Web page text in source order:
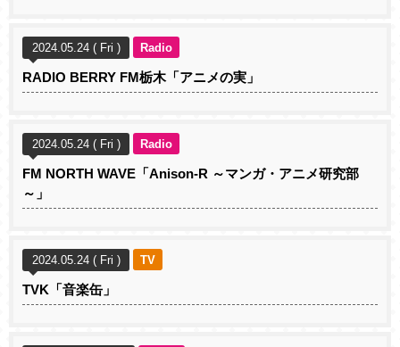
2024.05.24 ( Fri ) Radio
RADIO BERRY FM栃木「アニメの実」
2024.05.24 ( Fri ) Radio
FM NORTH WAVE「Anison-R ～マンガ・アニメ研究部
～」
2024.05.24 ( Fri ) TV
TVK「音楽缶」